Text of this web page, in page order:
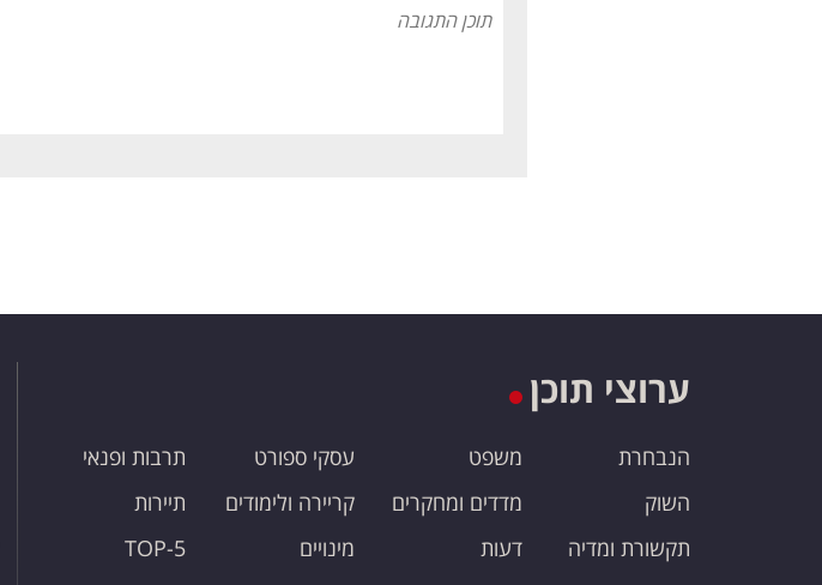
ערוצי תוכן
הנבחרת
השוק
תקשורת ומדיה
משפט
מדדים ומחקרים
דעות
עסקי ספורט
קריירה ולימודים
מינויים
תרבות ופנאי
תיירות
TOP-5